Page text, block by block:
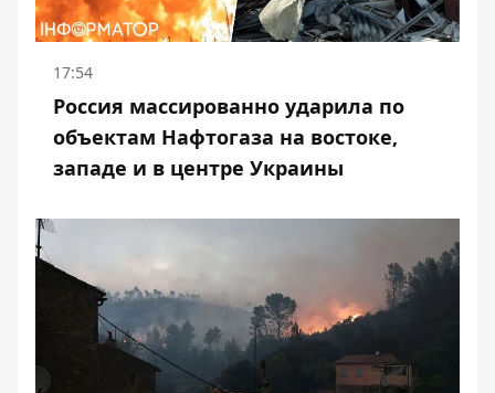
17:54
Россия массированно ударила по
объектам Нафтогаза на востоке,
западе и в центре Украины